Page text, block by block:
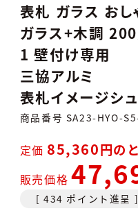
表札 ガラス おし
ガラス+木調
1 壁付け専用
三協アルミ
表札イメージシ
商品番号 SA23-HYO-
定価 85,360 の
販売価格
[ 434 ポイント進呈 ]